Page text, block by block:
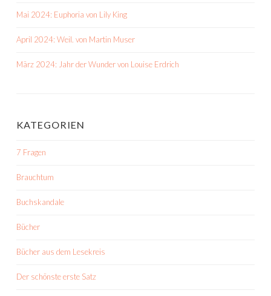
Mai 2024: Euphoria von Lily King
April 2024: Weil. von Martin Muser
März 2024: Jahr der Wunder von Louise Erdrich
KATEGORIEN
7 Fragen
Brauchtum
Buchskandale
Bücher
Bücher aus dem Lesekreis
Der schönste erste Satz